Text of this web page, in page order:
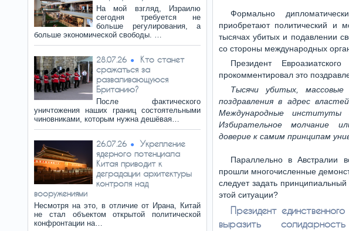
На мой взгляд, Израилю
сегодня требуется не
больше регулирования, а
больше экономической свободы. …
28.07.26
Кто станет
сражаться за
разваливающуюся
Британию?
После фактического
уничтожения наших границ состоятельными
чиновниками, которым нужна дешёвая…
26.07.26
Укрепление
ядерного потенциала
Китая приводит к
деградации архитектуры
контроля над
вооружениями
Несмотря на это, в отличие от Ирана, Китай
не стал объектом открытой политической
конфронтации на…
Формально
приобретают политический и
тысячах убитых и подавлении
со стороны международных
Президент
прокомментировал это
Тысячи убитых,
поздравления в адрес
Международные институты
Избирательное молчание
доверие к самим принципам
Параллельно в Австралии
прошли многочисленные
следует задать
этой ситуации?
Президент
выразить